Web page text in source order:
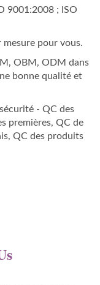
9001:2008 ; ISO
mesure pour vous.
OBM, ODM dans
bonne qualité et
- QC des
premières, QC de
QC des produits